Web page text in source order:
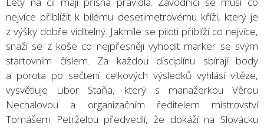
nejvíce přiblížit k bílému desetimetrovému kříži, který je
z výšky dobře viditelný. Jakmile se piloti přiblíží co nejvíce,
snaží se z koše co nejpřesněji vyhodit marker se svým
startovním číslem. Za každou disciplínu sbírají body
a porota po sečtení celkových výsledků vyhlásí vítěze,
vysvětluje Libor Staňa, který s manažerkou Věrou
Nechalovou a organizačním ředitelem mistrovství
Tomášem Petrželou předvedli, že dokáží na Slovácku